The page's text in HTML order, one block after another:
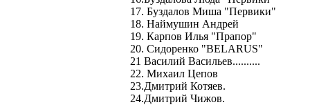
17. Буздалов Миша "Первики"
18. Наймушин Андрей
19. Карпов Илья "Прапор"
20. Сидоренко "BELARUS"
21 Василий Васильев..........
22. Михаил Цепов
23.Дмитрий Котяев.
24.Дмитрий Чижов.